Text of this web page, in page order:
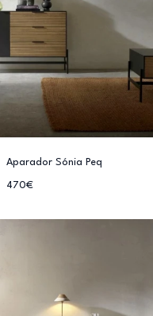
Aparador Sónia Peq
470€